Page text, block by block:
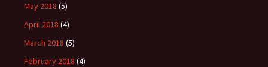
May 2018 (5)
April 2018 (4)
March 2018 (5)
February 2018 (4)